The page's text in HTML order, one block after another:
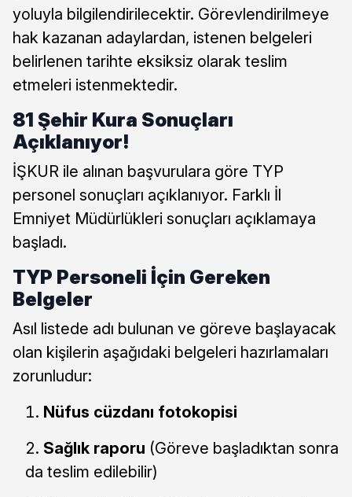
yoluyla bilgilendirilecektir. Görevlendirilmeye
hak kazanan adaylardan, istenen belgeleri
belirlenen tarihte eksiksiz olarak teslim
etmeleri istenmektedir.
81 Şehir Kura Sonuçları
Açıklanıyor!
İŞKUR ile alınan başvurulara göre TYP
personel sonuçları açıklanıyor. Farklı İl
Emniyet Müdürlükleri sonuçları açıklamaya
başladı.
TYP Personeli İçin Gereken
Belgeler
Asıl listede adı bulunan ve göreve başlayacak
olan kişilerin aşağıdaki belgeleri hazırlamaları
zorunludur:
Nüfus cüzdanı fotokopisi
Sağlık raporu (Göreve başladıktan sonra
da teslim edilebilir)